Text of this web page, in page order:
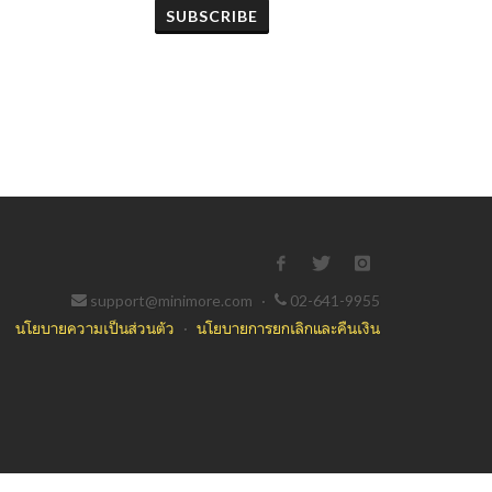
SUBSCRIBE
support@minimore.com ·
02-641-9955
นโยบายความเป็นส่วนตัว · นโยบายการยกเลิกและคืนเงิน